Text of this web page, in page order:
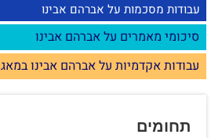
עבודות מסכמות על אברהם אבינו
סיכומי מאמרים על אברהם אבינו
עבודות אקדמיות על אברהם אבינו במאגר Seminarion.co.il
תחומים